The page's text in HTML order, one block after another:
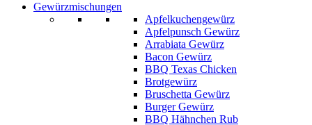
Gewürzmischungen
Apfelkuchengewürz
Apfelpunsch Gewürz
Arrabiata Gewürz
Bacon Gewürz
BBQ Texas Chicken
Brotgewürz
Bruschetta Gewürz
Burger Gewürz
BBQ Hähnchen Rub